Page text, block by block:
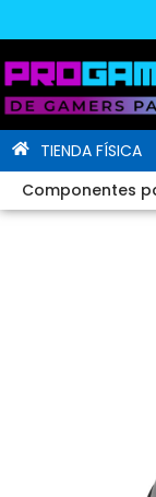
TIENDA FÍSICA
Componentes